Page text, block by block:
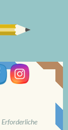
Erforderliche